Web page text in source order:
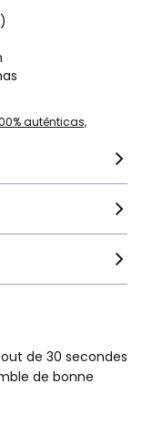
autênticas,
de 30 secondes
de bonne